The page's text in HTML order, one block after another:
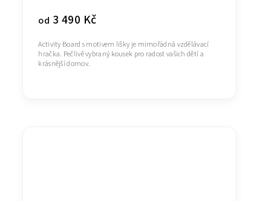
od 3 490 Kč
Activity Board s motivem lišky je mimořádná vzdělávací
hračka. Pečlivě vybraný kousek pro radost vašich dětí a
krásnější domov.